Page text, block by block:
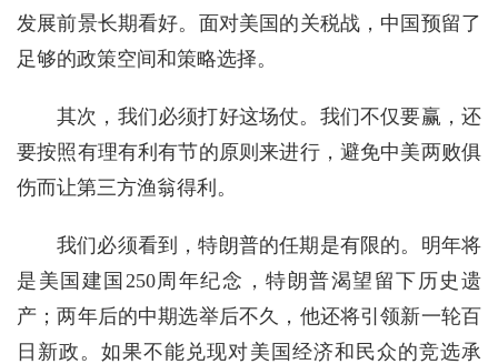
发展前景长期看好。面对美国的关税战，中国预留了
足够的政策空间和策略选择。
其次，我们必须打好这场仗。我们不仅要赢，还
要按照有理有利有节的原则来进行，避免中美两败俱
伤而让第三方渔翁得利。
我们必须看到，特朗普的任期是有限的。明年将
是美国建国250周年纪念，特朗普渴望留下历史遗
产；两年后的中期选举后不久，他还将引领新一轮百
日新政。如果不能兑现对美国经济和民众的竞选承